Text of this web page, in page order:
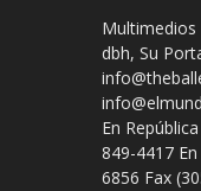
Multimedios
dbh, Su
En
849-4417
6856 Fax